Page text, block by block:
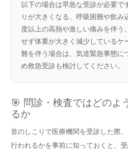
以下の場合は早急な受診が必要で
りが大きくなる、呼吸困難や飲み
度以上の高熱や激しい痛みを伴う
せず体重が大きく減少しているケ
難を伴う場合は、気道緊急事態に
め救急受診も検討してください。
🎯 問診・検査ではどのよ
るか
首のしこりで医療機関を受診した際
行われるかを事前に知っておくと、受